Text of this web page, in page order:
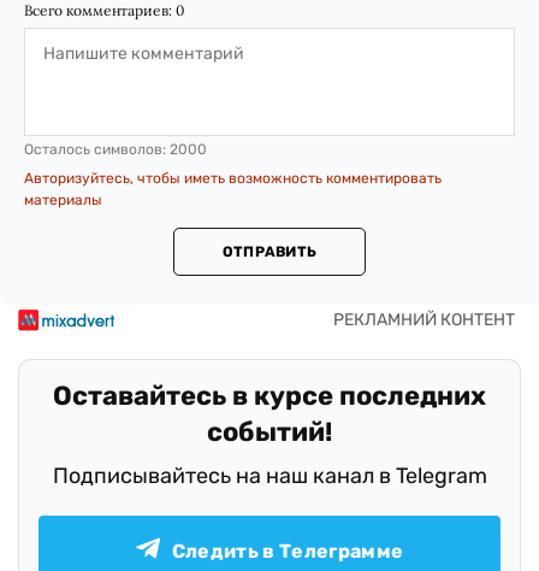
Всего комментариев: 0
Осталось символов: 2000
Авторизуйтесь, чтобы иметь возможность комментировать
материалы
ОТПРАВИТЬ
Оставайтесь в курсе последних
событий!
Подписывайтесь на наш канал в Telegram
Следить в Телеграмме